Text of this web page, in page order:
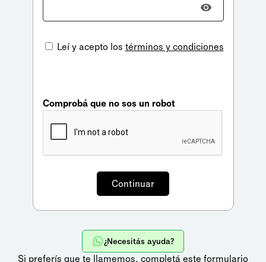
Leí y acepto los términos y condiciones
Comprobá que no sos un robot
¿Necesitás ayuda?
Si preferís que te llamemos, completá este formulario